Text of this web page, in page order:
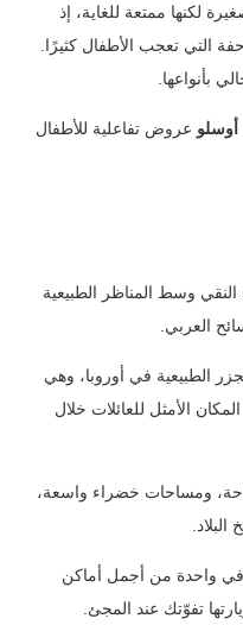
لكنها ممتعة للغاية، إذ
التي تعجب الأطفال كثيرًا.
بأنواعها.
أوسلو عروض تفاعلية للأطفال
النقي وسط المناظر الطبيعية
العربي.
الطبيعية في أوروبا، وهي
الأمثل للعائلات خلال
ومساحات خضراء واسعة،
في واحدة من أجمل أماكن
تفوّتك عند المجئ.